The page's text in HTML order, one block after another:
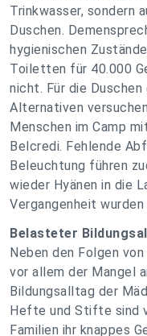
Trinkwasser, sondern
Duschen.
hygienischen
Toiletten für 40.000
nicht. Für die
Alternativen
Menschen im Camp
Belcredi. Fehlende
Beleuchtung führen
wieder Hyänen in die
Vergangenheit
Belasteter
Neben den Folgen
vor allem der Mangel
Bildungsalltag der
Hefte und Stifte sind
Familien ihr knappes